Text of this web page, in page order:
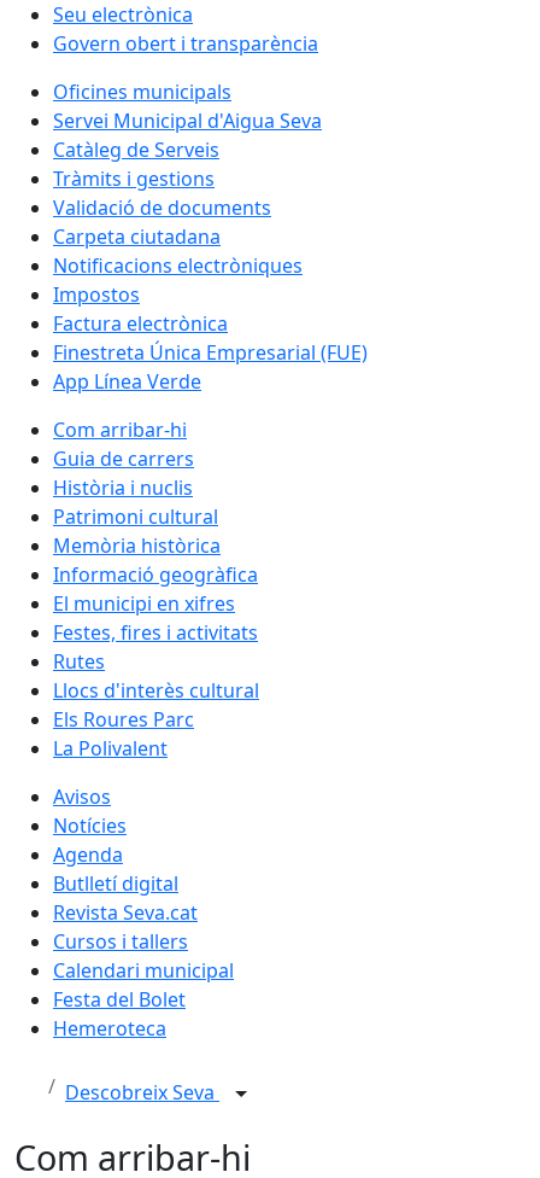
Seu electrònica
Govern obert i transparència
Oficines municipals
Servei Municipal d'Aigua Seva
Catàleg de Serveis
Tràmits i gestions
Validació de documents
Carpeta ciutadana
Notificacions electròniques
Impostos
Factura electrònica
Finestreta Única Empresarial (FUE)
App Línea Verde
Com arribar-hi
Guia de carrers
Història i nuclis
Patrimoni cultural
Memòria històrica
Informació geogràfica
El municipi en xifres
Festes, fires i activitats
Rutes
Llocs d'interès cultural
Els Roures Parc
La Polivalent
Avisos
Notícies
Agenda
Butlletí digital
Revista Seva.cat
Cursos i tallers
Calendari municipal
Festa del Bolet
Hemeroteca
Descobreix Seva
Com arribar-hi